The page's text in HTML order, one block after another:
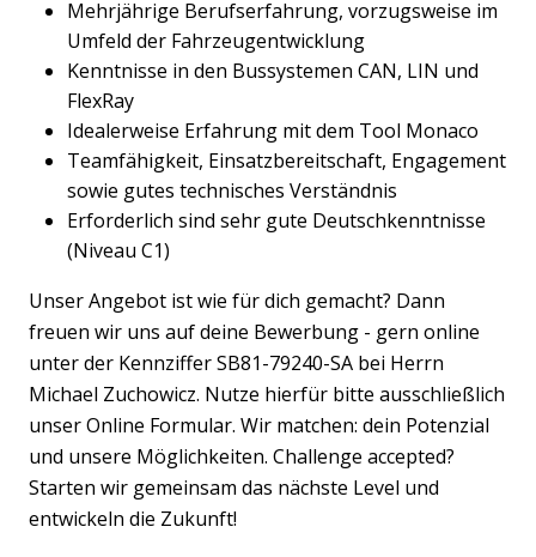
Mehrjährige Berufserfahrung, vorzugsweise im
Umfeld der Fahrzeugentwicklung
Kenntnisse in den Bussystemen CAN, LIN und
FlexRay
Idealerweise Erfahrung mit dem Tool Monaco
Teamfähigkeit, Einsatzbereitschaft, Engagement
sowie gutes technisches Verständnis
Erforderlich sind sehr gute Deutschkenntnisse
(Niveau C1)
Unser Angebot ist wie für dich gemacht? Dann
freuen wir uns auf deine Bewerbung - gern online
unter der Kennziffer SB81-79240-SA bei Herrn
Michael Zuchowicz. Nutze hierfür bitte ausschließlich
unser Online Formular. Wir matchen: dein Potenzial
und unsere Möglichkeiten. Challenge accepted?
Starten wir gemeinsam das nächste Level und
entwickeln die Zukunft!